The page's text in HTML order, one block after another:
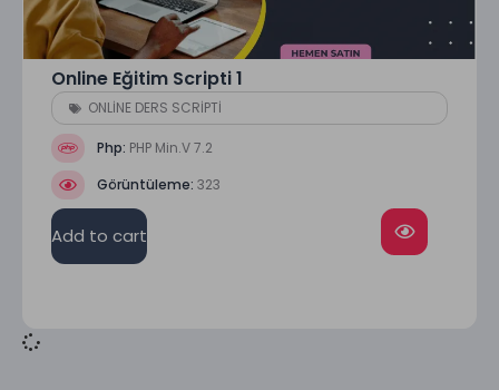
Online Eğitim Scripti 1
ONLİNE DERS SCRİPTİ
Php: PHP Min.V 7.2
Görüntüleme: 323
Add to cart